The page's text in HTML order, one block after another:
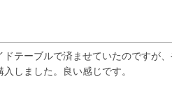
ドテーブルで済ませていたのですが
しました。良い感じです。